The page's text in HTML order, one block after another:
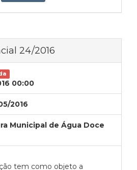
24/2016
00:00
2016
Municipal de Água Doce
tem como objeto a